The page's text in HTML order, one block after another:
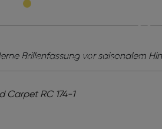
Beratung!
die beste Betreuung! Vereinbaren Sie
eine persönliche Brillenberatung
Unser Team unterstützt Sie dabei,
Alltag zu finden – professionell,
Ihre Wünsche abgestimmt.